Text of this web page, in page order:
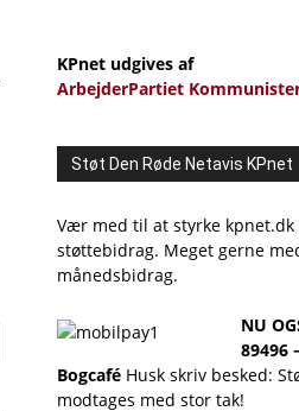
KPnet udgives af
ArbejderPartiet
Støt Den Røde Netavis KPnet
Vær med til at styrke
støttebidrag. Meget gerne
månedsbidrag.
NU
89496
Bogcafé Husk skriv besked:
modtages med stor tak!